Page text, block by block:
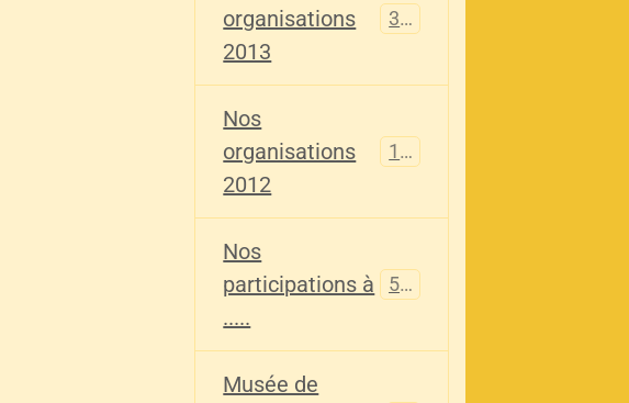
organisations
2013
344
Nos
organisations
2012
155
Nos
participations à
.....
563
Musée de